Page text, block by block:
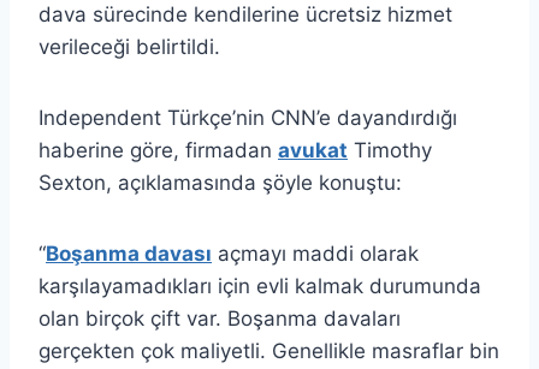
dava sürecinde kendilerine ücretsiz hizmet
verileceği belirtildi.
Independent Türkçe’nin CNN’e dayandırdığı
haberine göre, firmadan avukat Timothy
Sexton, açıklamasında şöyle konuştu:
“Boşanma davası açmayı maddi olarak
karşılayamadıkları için evli kalmak durumunda
olan birçok çift var. Boşanma davaları
gerçekten çok maliyetli. Genellikle masraflar bin